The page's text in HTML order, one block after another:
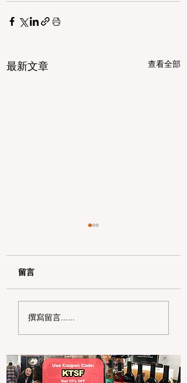
最新文章 查看全部
加州野区露营必读：如
留言
撰寫留言......